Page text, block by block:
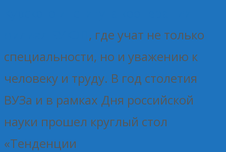
, где учат не только
специальности, но и уважению к
человеку и труду. В год столетия
ВУЗа и в рамках Дня российской
науки прошел круглый стол
«Тенденции